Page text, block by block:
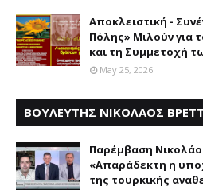
Αποκλειστική -
Πόλης» Μιλούν για
και τη Συμμετοχή
May 25, 2026
ΒΟΥΛΕΥΤΗΣ ΝΙΚΟΛΑΟΣ
Παρέμβαση
«Aπαράδεκτη η
της τουρκικής